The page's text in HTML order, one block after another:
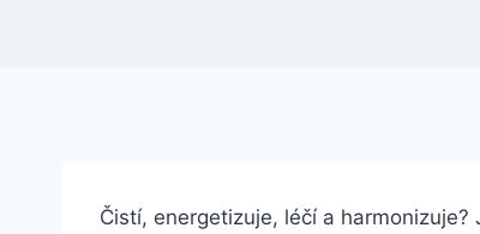
Čistí, energetizuje, léčí a